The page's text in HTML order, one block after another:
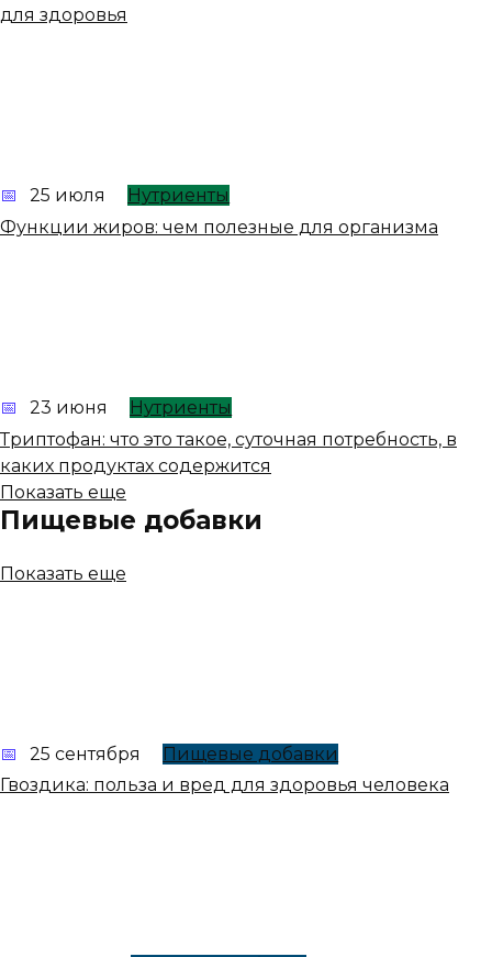
для здоровья
25 июля
Нутриенты
Функции жиров: чем полезные для организма
23 июня
Нутриенты
Триптофан: что это такое, суточная потребность, в
каких продуктах содержится
Показать еще
Пищевые добавки
Показать еще
25 сентября
Пищевые добавки
Гвоздика: польза и вред для здоровья человека